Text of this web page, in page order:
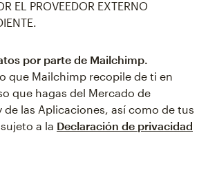
EL PROVEEDOR EXTERNO
por parte de Mailchimp.
que Mailchimp recopile de ti en
que hagas del Mercado de
de las Aplicaciones, así como de tus
a la Declaración de privacidad